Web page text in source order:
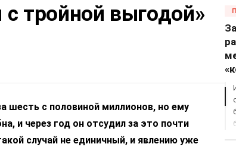
тройной выгодой»
шесть с половиной миллионов, но ему
и через год он отсудил за это почти
случай не единичный, и явлению уже